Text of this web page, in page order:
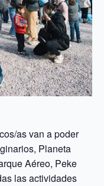
as van a poder
Planeta
Aéreo, Peke
las actividades